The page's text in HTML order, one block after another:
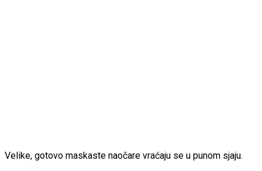
Velike, gotovo maskaste naočare vraćaju se u punom sjaju.